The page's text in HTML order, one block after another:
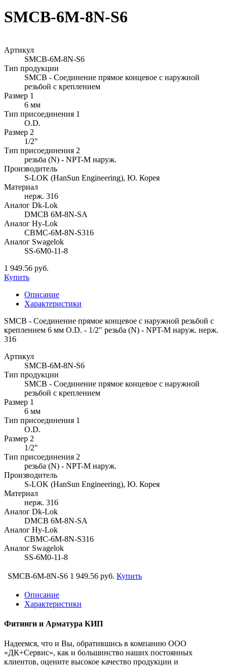
SMCB-6M-8N-S6
Артикул
SMCB-6M-8N-S6
Тип продукции
SMCB - Соединение прямое концевое с наружной
резьбой с креплением
Размер 1
6 мм
Тип присоединения 1
O.D.
Размер 2
1/2"
Тип присоединения 2
резьба (N) - NPT-M наруж.
Производитель
S-LOK (HanSun Engineering), Ю. Корея
Материал
нерж. 316
Аналог Dk-Lok
DMCB 6M-8N-SA
Аналог Hy-Lok
CBMC-6M-8N-S316
Аналог Swagelok
SS-6M0-11-8
1 949.56 руб.
Купить
Описание
Характеристики
SMCB - Соединение прямое концевое с наружной резьбой с
креплением 6 мм O.D. - 1/2" резьба (N) - NPT-M наруж. нерж.
316
Артикул
SMCB-6M-8N-S6
Тип продукции
SMCB - Соединение прямое концевое с наружной
резьбой с креплением
Размер 1
6 мм
Тип присоединения 1
O.D.
Размер 2
1/2"
Тип присоединения 2
резьба (N) - NPT-M наруж.
Производитель
S-LOK (HanSun Engineering), Ю. Корея
Материал
нерж. 316
Аналог Dk-Lok
DMCB 6M-8N-SA
Аналог Hy-Lok
CBMC-6M-8N-S316
Аналог Swagelok
SS-6M0-11-8
SMCB-6M-8N-S6 1 949.56 руб. Купить
Описание
Характеристики
Фитинги и Арматура КИП
Надеемся, что и Вы, обратившись в компанию ООО
«ДК+Сервис», как и большинство наших постоянных
клиентов, оцените высокое качество продукции и